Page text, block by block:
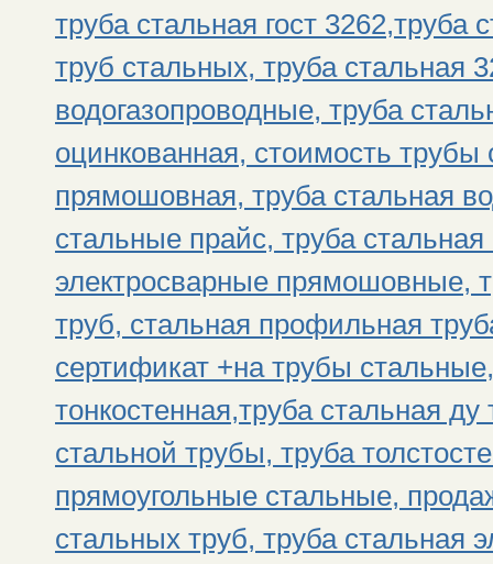
труба стальная гост 3262,труба
труб стальных, труба стальная
водогазопроводные, труба
оцинкованная, стоимость трубы
прямошовная, труба стальная
стальные прайс, труба
электросварные прямошовные,
труб, стальная профильная
сертификат +на трубы
тонкостенная,труба стальная
стальной трубы, труба
прямоугольные стальные,
стальных труб, труба стальная